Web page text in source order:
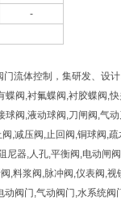
-
门流体控制，集研发、设
阀,衬氟蝶阀,衬胶蝶阀,
阀,液动球阀,刀闸阀,气
,减压阀,止回阀,铜球阀,
尼器,人孔,平衡阀,电动闸
,料浆阀,脉冲阀,仪表阀,视
阀门,气动阀门,水系统阀